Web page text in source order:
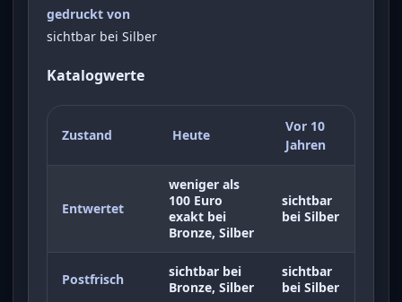
gedruckt von
sichtbar bei Silber
Katalogwerte
Zustand Heute
Vor 10
Jahren
Entwertet
weniger als
100 Euro
exakt bei
Bronze, Silber
sichtbar
bei Silber
Postfrisch
sichtbar bei
Bronze, Silber
sichtbar
bei Silber